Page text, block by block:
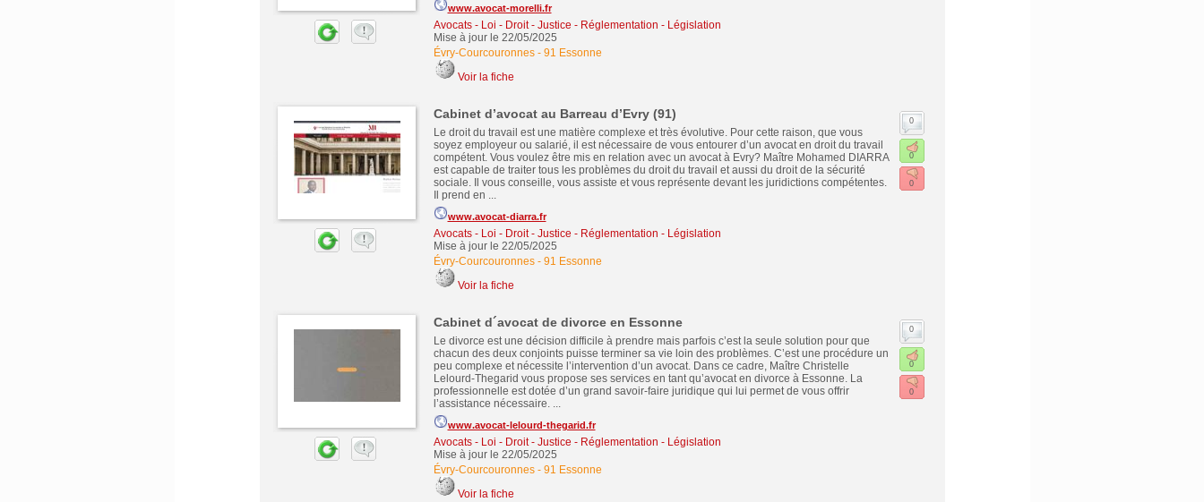
www.avocat-morelli.fr
Avocats - Loi - Droit - Justice - Réglementation - Législation
Mise à jour le 22/05/2025
Évry-Courcouronnes- 91 Essonne
Voir la fiche
Cabinet d’avocat au Barreau d’Evry (91)
Le droit du travail est une matière complexe et très évolutive. Pour cette raison, que vous
soyez employeur ou salarié, il est nécessaire de vous entourer d’un avocat en droit du travail
compétent. Vous voulez être mis en relation avec un avocat à Evry? Maître Mohamed DIARRA
est capable de traiter tous les problèmes du droit du travail et aussi du droit de la sécurité
sociale. Il vous conseille, vous assiste et vous représente devant les juridictions compétentes.
Il prend en ...
www.avocat-diarra.fr
Avocats - Loi - Droit - Justice - Réglementation - Législation
Mise à jour le 22/05/2025
Évry-Courcouronnes- 91 Essonne
Voir la fiche
0
0
0
Cabinet d´avocat de divorce en Essonne
Le divorce est une décision difficile à prendre mais parfois c’est la seule solution pour que
chacun des deux conjoints puisse terminer sa vie loin des problèmes. C’est une procédure un
peu complexe et nécessite l’intervention d’un avocat. Dans ce cadre, Maître Christelle
Lelourd-Thegarid vous propose ses services en tant qu’avocat en divorce à Essonne. La
professionnelle est dotée d’un grand savoir-faire juridique qui lui permet de vous offrir
l’assistance nécessaire. ...
www.avocat-lelourd-thegarid.fr
Avocats - Loi - Droit - Justice - Réglementation - Législation
Mise à jour le 22/05/2025
Évry-Courcouronnes- 91 Essonne
Voir la fiche
0
0
0